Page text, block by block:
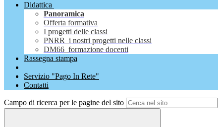
Didattica
Panoramica
Offerta formativa
I progetti delle classi
PNRR_i nostri progetti nelle classi
DM66_formazione docenti
Rassegna stampa
Servizio "Pago In Rete"
Contatti
Campo di ricerca per le pagine del sito